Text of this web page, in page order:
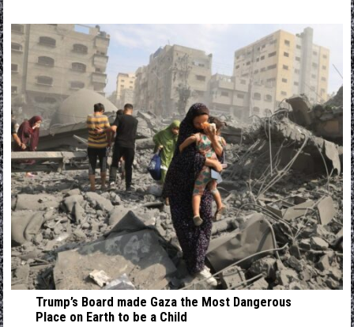
Trump’s Board made Gaza the Most Dangerous
Place on Earth to be a Child